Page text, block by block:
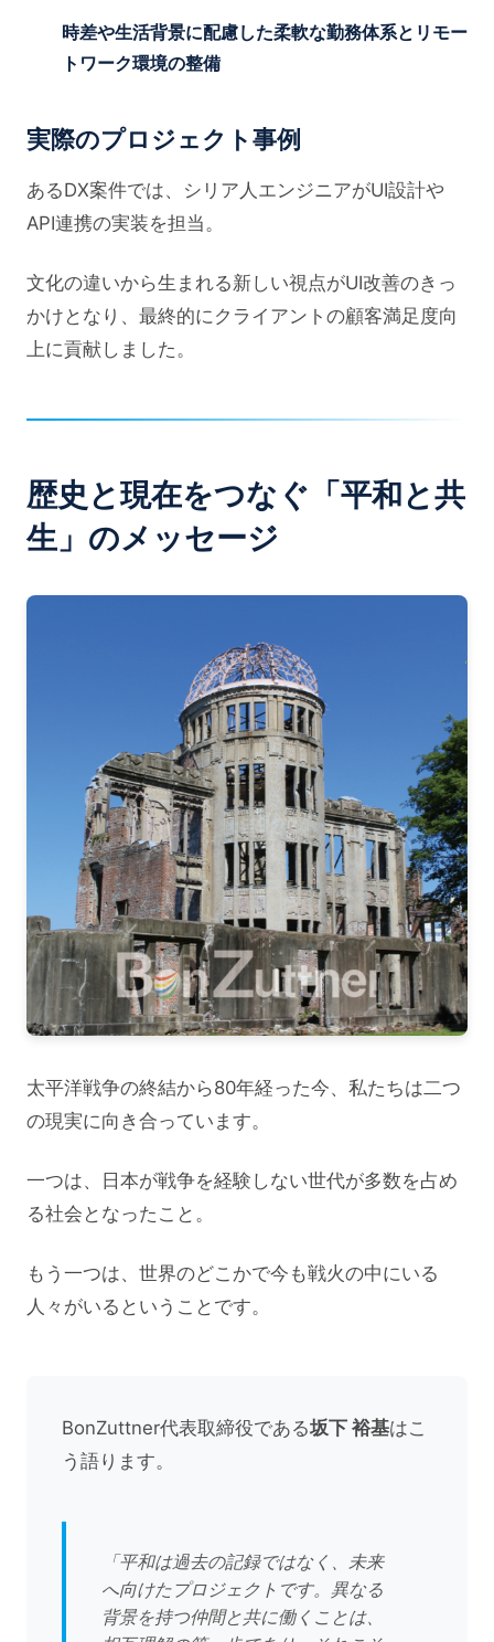
時差や生活背景に配慮した柔軟な勤務体系とリモー
トワーク環境の整備
実際のプロジェクト事例
あるDX案件では、シリア人エンジニアがUI設計や
API連携の実装を担当。
文化の違いから生まれる新しい視点がUI改善のきっ
かけとなり、最終的にクライアントの顧客満足度向
上に貢献しました。
歴史と現在をつなぐ「平和と共
生」のメッセージ
太平洋戦争の終結から80年経った今、私たちは二つ
の現実に向き合っています。
一つは、日本が戦争を経験しない世代が多数を占め
る社会となったこと。
もう一つは、世界のどこかで今も戦火の中にいる
人々がいるということです。
BonZuttner代表取締役である坂下 裕基はこ
う語ります。
「平和は過去の記録ではなく、未来
へ向けたプロジェクトです。異なる
背景を持つ仲間と共に働くことは、